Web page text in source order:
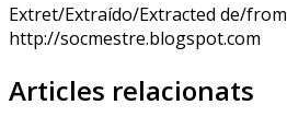
Extret/Extraído/Extracted de/from
http://socmestre.blogspot.com
Articles relacionats